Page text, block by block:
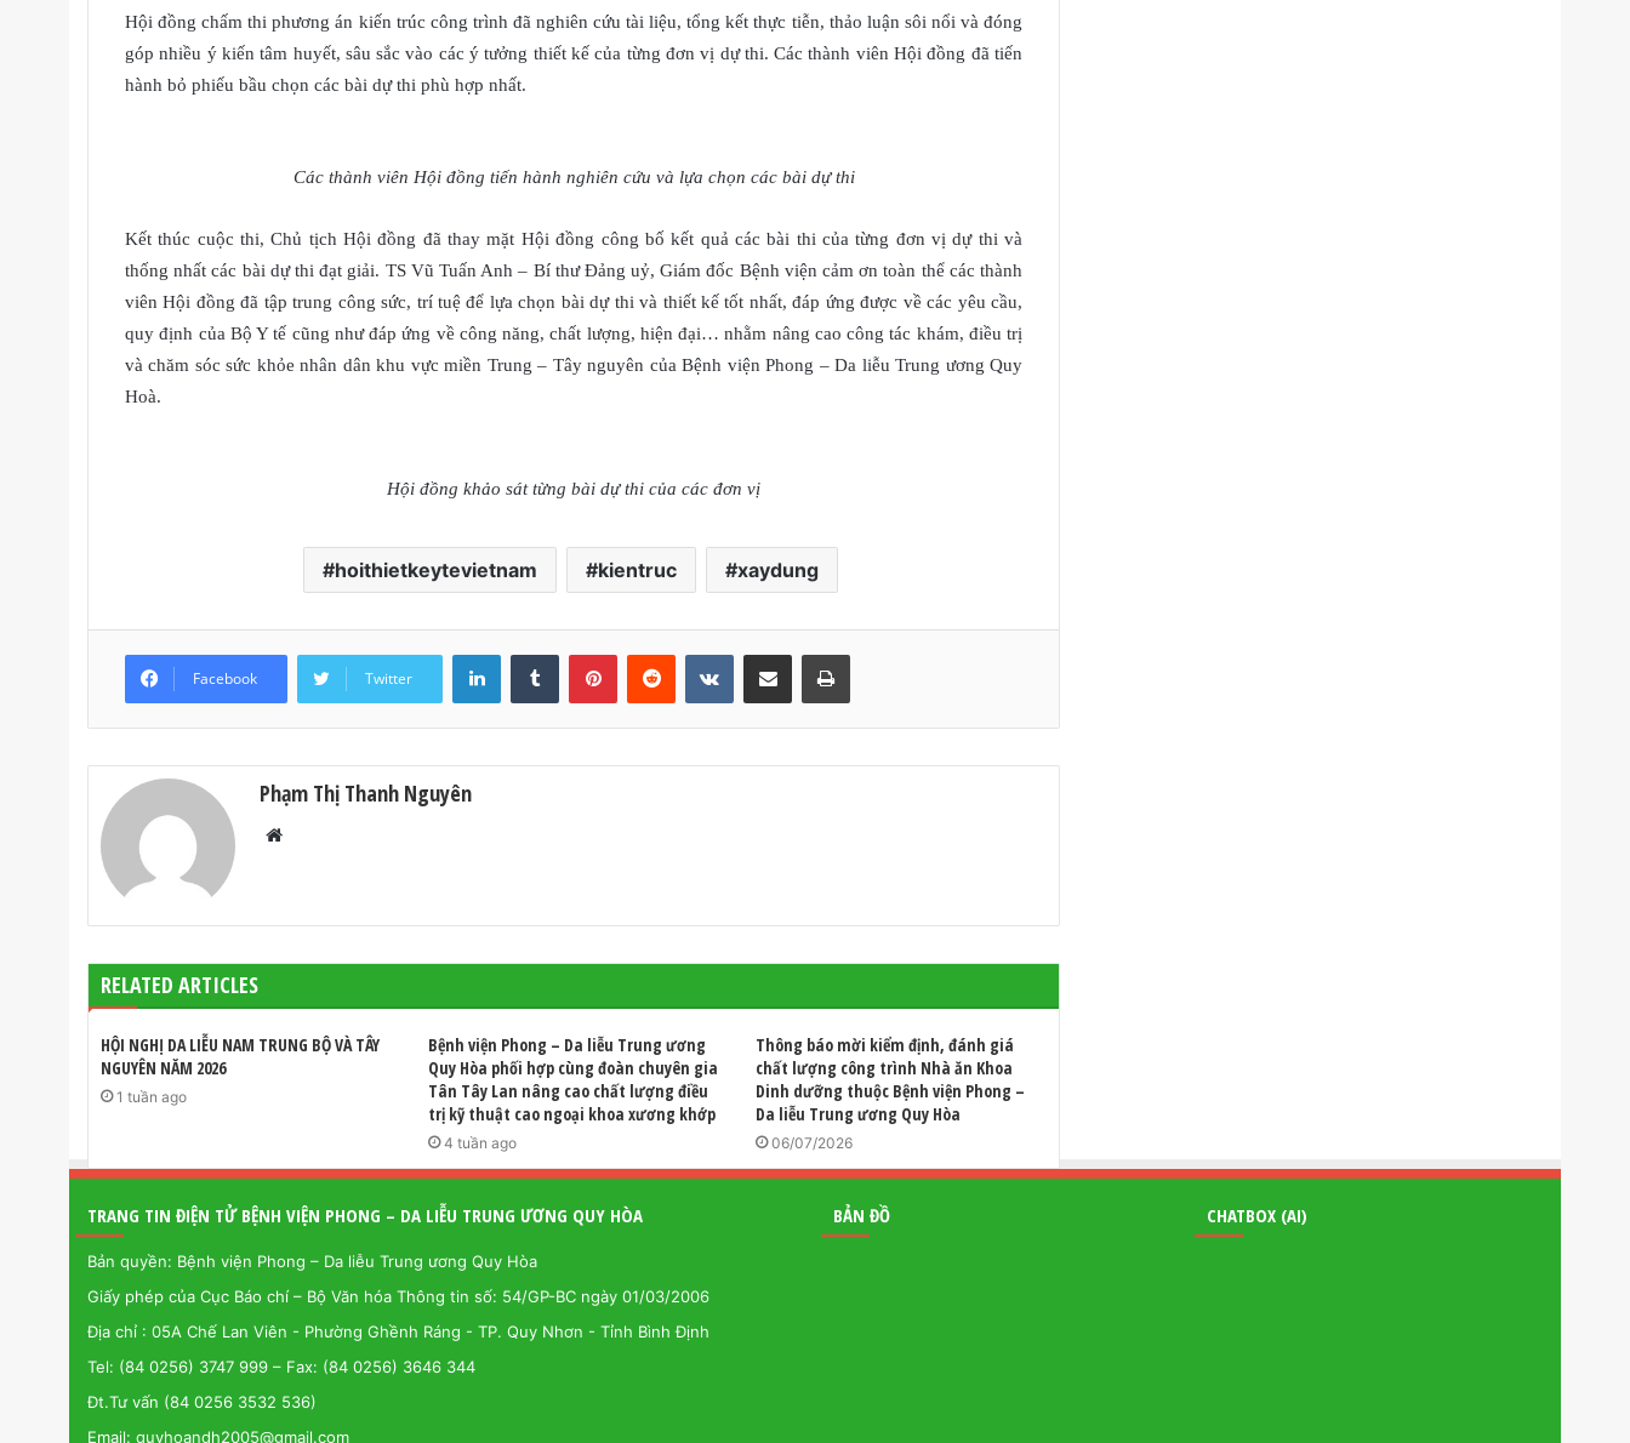
Hội đồng chấm thi phương án kiến trúc công trình đã nghiên cứu tài liệu, tổng kết thực tiễn, thảo luận sôi nổi và đóng
góp nhiều ý kiến tâm huyết, sâu sắc vào các ý tưởng thiết kế của từng đơn vị dự thi. Các thành viên Hội đồng đã tiến
hành bỏ phiếu bầu chọn các bài dự thi phù hợp nhất.
Các thành viên Hội đồng tiến hành nghiên cứu và lựa chọn các bài dự thi
Kết thúc cuộc thi, Chủ tịch Hội đồng đã thay mặt Hội đồng công bố kết quả các bài thi của từng đơn vị dự thi và
thống nhất các bài dự thi đạt giải. TS Vũ Tuấn Anh – Bí thư Đảng uỷ, Giám đốc Bệnh viện cảm ơn toàn thể các thành
viên Hội đồng đã tập trung công sức, trí tuệ để lựa chọn bài dự thi và thiết kế tốt nhất, đáp ứng được về các yêu cầu,
quy định của Bộ Y tế cũng như đáp ứng về công năng, chất lượng, hiện đại… nhằm nâng cao công tác khám, điều trị
và chăm sóc sức khỏe nhân dân khu vực miền Trung – Tây nguyên của Bệnh viện Phong – Da liễu Trung ương Quy
Hoà.
Hội đồng khảo sát từng bài dự thi của các đơn vị
hoithietkeytevietnam kientruc xaydung
Facebook Twitter
Phạm Thị Thanh Nguyên
s
e
RELATED ARTICLES
HỘI NGHỊ DA LIỄU NAM TRUNG BỘ VÀ TÂY
NGUYÊN NĂM 2026
1 tuần ago
Bệnh viện Phong – Da liễu Trung ương
Quy Hòa phối hợp cùng đoàn chuyên gia
Tân Tây Lan nâng cao chất lượng điều
trị kỹ thuật cao ngoại khoa xương khớp
4 tuần ago
Thông báo mời kiểm định, đánh giá
chất lượng công trình Nhà ăn Khoa
Dinh dưỡng thuộc Bệnh viện Phong –
Da liễu Trung ương Quy Hòa
06/07/2026
TRANG TIN ĐIỆN TỬ BỆNH VIỆN PHONG – DA LIỄU TRUNG ƯƠNG QUY HÒA
Bản quyền: Bệnh viện Phong – Da liễu Trung ương Quy Hòa
Giấy phép của Cục Báo chí – Bộ Văn hóa Thông tin số: 54/GP-BC ngày 01/03/2006
Địa chỉ : 05A Chế Lan Viên - Phường Ghềnh Ráng - TP. Quy Nhơn - Tỉnh Bình Định
Tel: (84 0256) 3747 999 – Fax: (84 0256) 3646 344
Đt.Tư vấn (84 0256 3532 536)
Email: quyhoandh2005@gmail.com
BẢN ĐỒ CHATBOX (AI)